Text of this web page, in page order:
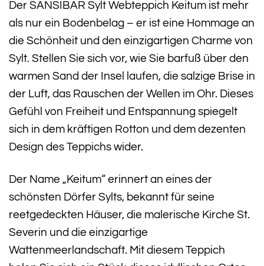
Der SANSIBAR Sylt Webteppich Keitum ist mehr
als nur ein Bodenbelag – er ist eine Hommage an
die Schönheit und den einzigartigen Charme von
Sylt. Stellen Sie sich vor, wie Sie barfuß über den
warmen Sand der Insel laufen, die salzige Brise in
der Luft, das Rauschen der Wellen im Ohr. Dieses
Gefühl von Freiheit und Entspannung spiegelt
sich in dem kräftigen Rotton und dem dezenten
Design des Teppichs wider.
Der Name „Keitum“ erinnert an eines der
schönsten Dörfer Sylts, bekannt für seine
reetgedeckten Häuser, die malerische Kirche St.
Severin und die einzigartige
Wattenmeerlandschaft. Mit diesem Teppich